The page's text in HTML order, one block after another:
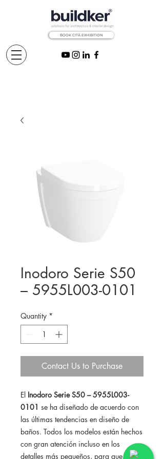
BOOK CITÅ EXHIBITION
Inodoro Serie S50
– 5955L003-0101
Quantity *
Contact Us to Purchase
El Inodoro Serie S50 – 5955L003-
0101 se ha diseñado de acuerdo con
las últimas tendencias en diseño de
baños. Todos los modelos están hechos
con gran atención incluso en los
detalles más pequeños, para que la